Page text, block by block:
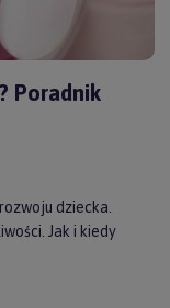
Poradnik
dziecka.
Jak i kiedy